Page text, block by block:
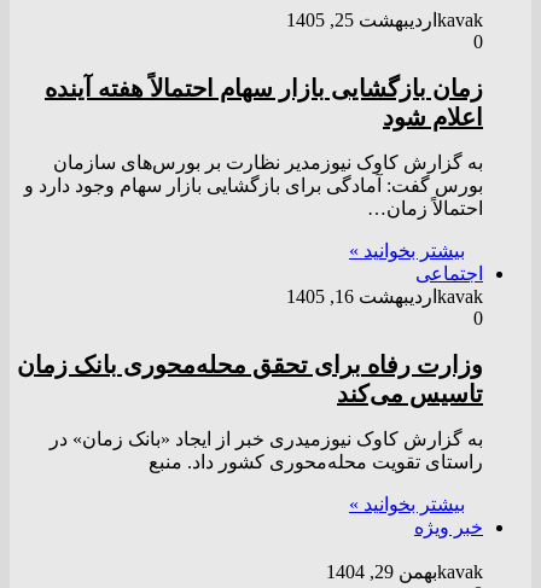
kavak اردیبهشت 25, 1405
0
زمان بازگشایی بازار سهام احتمالاً هفته آینده
اعلام شود
به گزارش کاوک نیوزمدیر نظارت بر بورس‌های سازمان
بورس گفت: آمادگی برای بازگشایی بازار سهام وجود دارد و
احتمالاً زمان…
بیشتر بخوانید »
اجتماعی
kavak اردیبهشت 16, 1405
0
وزارت رفاه برای تحقق محله‌محوری بانک زمان
تاسیس می‌کند
به گزارش کاوک نیوزمیدری خبر از ایجاد «بانک زمان» در
راستای تقویت محله‌محوری کشور داد. منبع
بیشتر بخوانید »
خبر ویژه
kavakبهمن 29, 1404